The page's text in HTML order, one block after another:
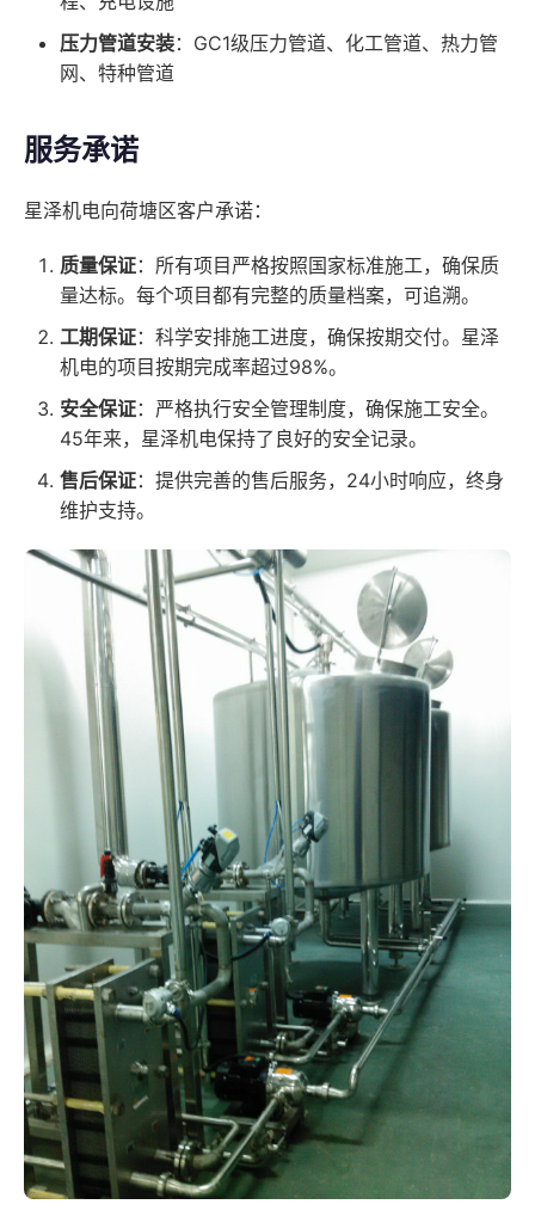
压力管道安装：GC1级压力管道、化工管道、热力管
网、特种管道
服务承诺
星泽机电向荷塘区客户承诺：
质量保证：所有项目严格按照国家标准施工，确保质
量达标。每个项目都有完整的质量档案，可追溯。
工期保证：科学安排施工进度，确保按期交付。星泽
机电的项目按期完成率超过98%。
安全保证：严格执行安全管理制度，确保施工安全。
45年来，星泽机电保持了良好的安全记录。
售后保证：提供完善的售后服务，24小时响应，终身
维护支持。